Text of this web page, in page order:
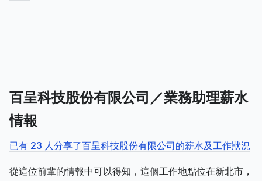
百呈科技股份有限公司／業務助理薪水
情報
已有 23 人分享了百呈科技股份有限公司的薪水及工作狀況
從這位前輩的情報中可以得知，這個工作地點位在新北市，